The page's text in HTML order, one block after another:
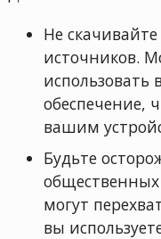
Не
источников.
использовать
обеспечение,
вашим
Будьте
могут
вы